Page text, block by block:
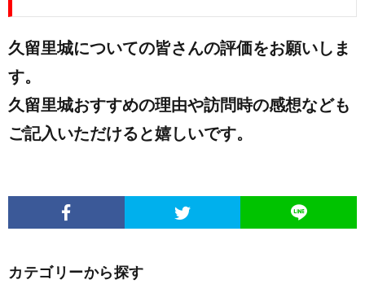
久留里城についての皆さんの評価をお願いしま
す。
久留里城おすすめの理由や訪問時の感想なども
ご記入いただけると嬉しいです。
カテゴリーから探す